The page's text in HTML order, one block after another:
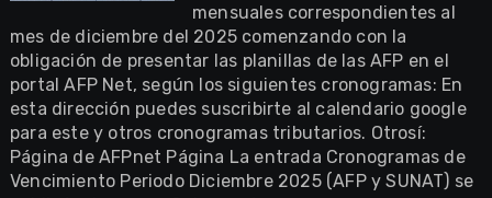
mensuales correspondientes al
mes de diciembre del 2025 comenzando con la
obligación de presentar las planillas de las AFP en el
portal AFP Net, según los siguientes cronogramas: En
esta dirección puedes suscribirte al calendario google
para este y otros cronogramas tributarios. Otrosí:
Página de AFPnet Página La entrada Cronogramas de
Vencimiento Periodo Diciembre 2025 (AFP y SUNAT) se